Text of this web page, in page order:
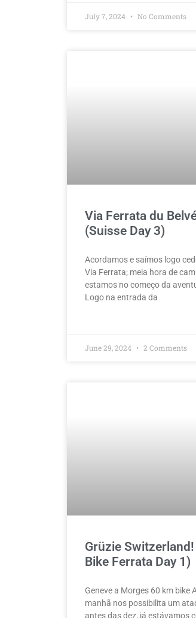
July 7, 2024 No Comments
Via Ferrata du
(Suisse Day 3)
Acordamos e saímos logo
Via Ferrata; meia hora de
estamos no começo da
Logo na entrada da
June 29, 2024 2 Comments
Grüzie
Bike Ferrata Day 1)
Geneve a Morges 60 km bike
manhã nos possibilita um
antes das dez, já estávamos